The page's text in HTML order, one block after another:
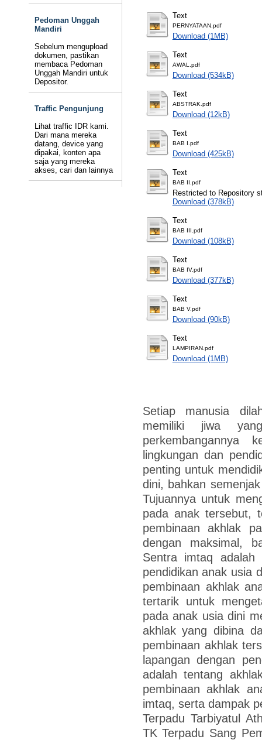
Pedoman Unggah
Mandiri
Sebelum mengupload
dokumen, pastikan
membaca Pedoman
Unggah Mandiri untuk
Depositor.
Traffic Pengunjung
Lihat traffic IDR kami.
Dari mana mereka
datang, device yang
dipakai, konten apa
saja yang mereka
akses, cari dan lainnya
Text
PERNYATAAN.pdf
Download (1MB)
Text
AWAL.pdf
Download (534kB)
Text
ABSTRAK.pdf
Download (12kB)
Text
BAB I.pdf
Download (425kB)
Text
BAB II.pdf
Restricted to Repository
Download (378kB)
Text
BAB III.pdf
Download (108kB)
Text
BAB IV.pdf
Download (377kB)
Text
BAB V.pdf
Download (90kB)
Text
LAMPIRAN.pdf
Download (1MB)
Setiap manusia
memiliki jiwa
perkembangannya
lingkungan dan
penting untuk
dini, bahkan
Tujuannya untuk
pada anak tersebut,
pembinaan akhlak
dengan maksimal,
Sentra imtaq
pendidikan anak usia
pembinaan akhlak
tertarik untuk
pada anak usia dini
akhlak yang dibina
pembinaan akhlak
lapangan dengan
adalah tentang
pembinaan akhlak
imtaq, serta dampak
Terpadu Tarbiyatul
TK Terpadu Sang